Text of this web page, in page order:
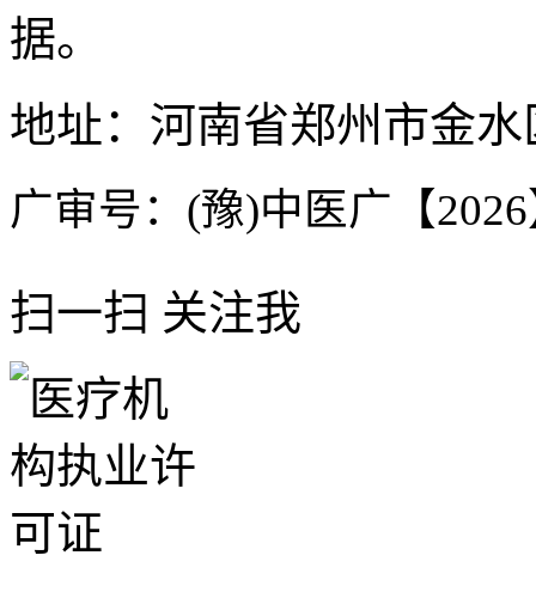
据。
地址：河南省郑州市金
广审号：(豫)中医广【
扫一扫 关注我